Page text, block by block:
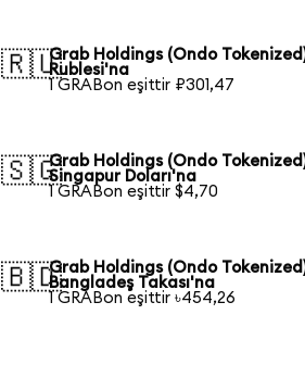
🇷🇺Grab Holdings (Ondo
Rublesi'na
1 GRABon eşittir ₽301,47
🇸🇬Grab Holdings (Ondo
Singapur Doları'na
1 GRABon eşittir $4,70
🇧🇩Grab Holdings (Ondo
Bangladeş Takası'na
1 GRABon eşittir ৳454,26